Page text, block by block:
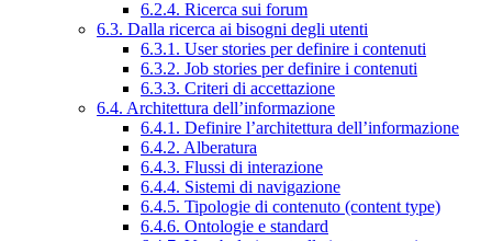
6.2.4. Ricerca sui forum
6.3. Dalla ricerca ai bisogni degli utenti
6.3.1. User stories per definire i contenuti
6.3.2. Job stories per definire i contenuti
6.3.3. Criteri di accettazione
6.4. Architettura dell’informazione
6.4.1. Definire l’architettura dell’informazione
6.4.2. Alberatura
6.4.3. Flussi di interazione
6.4.4. Sistemi di navigazione
6.4.5. Tipologie di contenuto (content type)
6.4.6. Ontologie e standard